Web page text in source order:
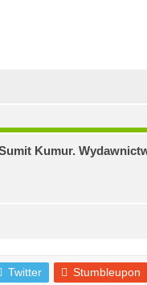
Kumur.
Twitter Stumbleupon